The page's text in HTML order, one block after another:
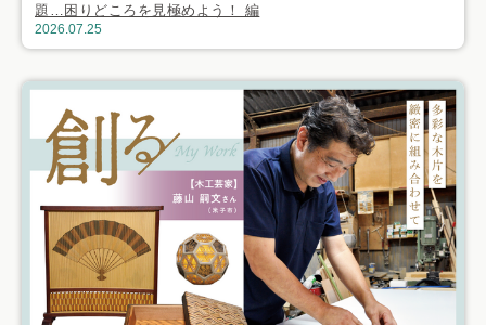
題…困りどころを見極めよう！ 編
2026.07.25